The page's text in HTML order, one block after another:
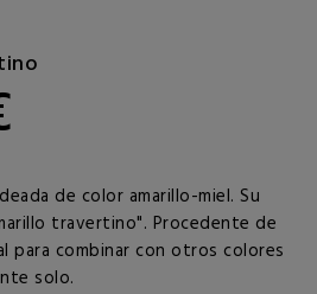
de color amarillo-miel. Su
travertino". Procedente de
para combinar con otros colores
solo.